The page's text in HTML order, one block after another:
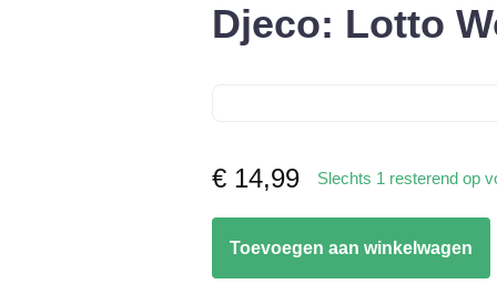
Djeco: Lotto
€ 14,99 Slechts 1 resterend op
Lotto
Toevoegen aan winkelwagen